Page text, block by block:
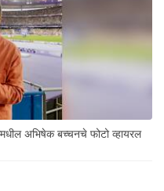
अभिषेक बच्चनचे फोटो व्हायरल